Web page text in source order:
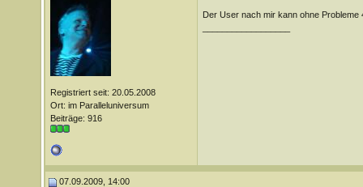
Registriert seit: 20.05.2008
Ort: im Paralleluniversum
Beiträge: 916
Der User nach mir kann ohne Probleme
07.09.2009, 14:00